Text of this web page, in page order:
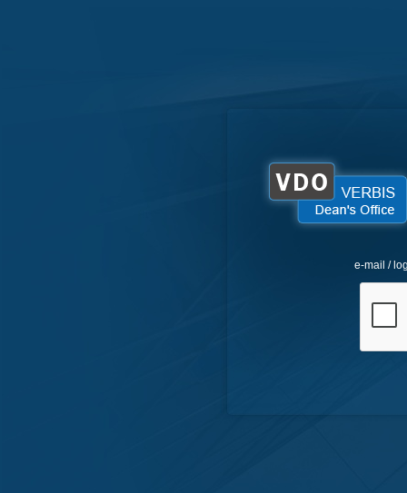
e-mail /